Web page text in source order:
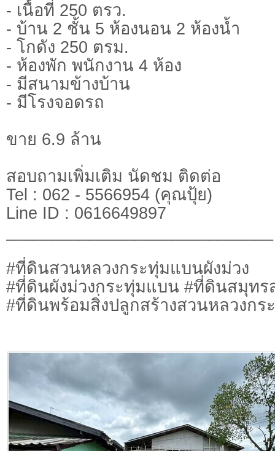
- เนื้อที่ 250 ตรว.
- บ้าน 2 ชั้น 5 ห้องนอน 2 ห้องน้ำ
- โกดัง 250 ตรม.
- ห้องพัก พนักงาน 4 ห้อง
- มีสนามข้างบ้าน
- มีโรงจอดรถ
ขาย 6.9 ล้าน
สอบถามเพิ่มเติม นัดชม ติดต่อ
Tel : 062 - 5566954 (คุณปุ้ย)
Line ID : 0616649897
​#ที่ดินสวนหลวงกระทุ่มแบนผังม่วง
#ที่ดินผังม่วงกระทุ่มแบน #ที่ดินสมุทร
#ที่ดินพร้อมสิ่งปลูกสร้างสวนหลวงกร